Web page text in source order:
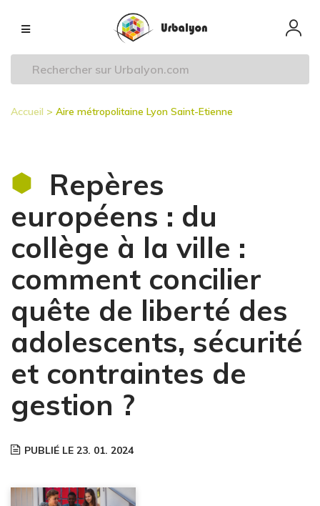
principal
Navigation
principale
Accueil Aire métropolitaine Lyon Saint-Etienne
Repères
européens : du
collège à la ville :
comment concilier
quête de liberté des
adolescents, sécurité
et contraintes de
gestion ?
PUBLIÉ LE 23. 01. 2024